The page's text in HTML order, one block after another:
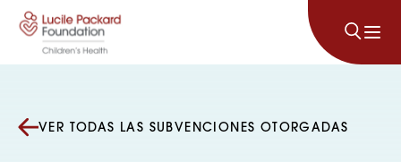
Saltar al contenido
VER TODAS LAS SUBVENCIONES OTORGADAS